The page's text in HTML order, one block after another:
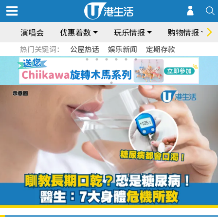
演唱会 优惠着数 玩乐情报 购物情报
热门关键词： 公屋热话 娱乐新闻 定期存款